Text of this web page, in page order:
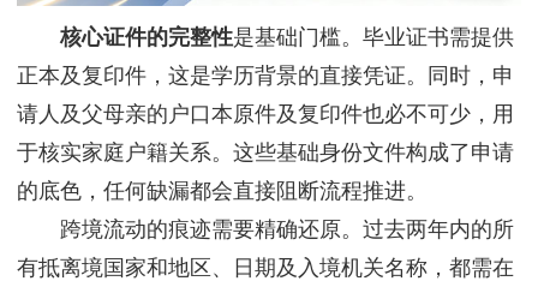
核心证件的完整性是基础门槛。毕业证书需提供
正本及复印件，这是学历背景的直接凭证。同时，申
请人及父母亲的户口本原件及复印件也必不可少，用
于核实家庭户籍关系。这些基础身份文件构成了申请
的底色，任何缺漏都会直接阻断流程推进。
跨境流动的痕迹需要精确还原。过去两年内的所
有抵离境国家和地区、日期及入境机关名称，都需在